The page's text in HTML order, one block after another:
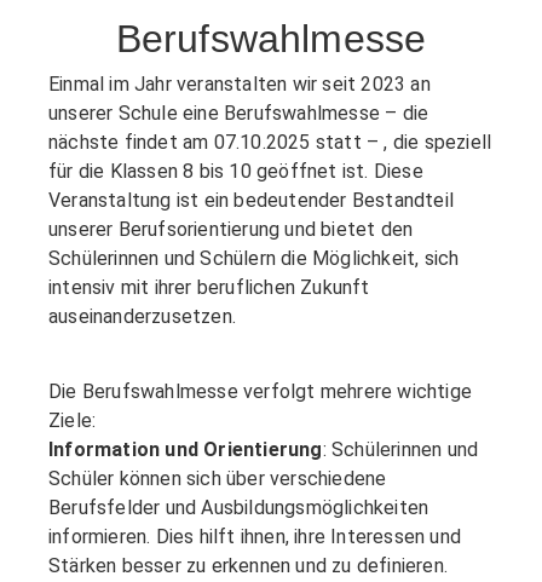
Berufswahlmesse
Einmal im Jahr veranstalten wir seit 2023 an
unserer Schule eine Berufswahlmesse – die
nächste findet am 07.10.2025 statt – , die speziell
für die Klassen 8 bis 10 geöffnet ist. Diese
Veranstaltung ist ein bedeutender Bestandteil
unserer Berufsorientierung und bietet den
Schülerinnen und Schülern die Möglichkeit, sich
intensiv mit ihrer beruflichen Zukunft
auseinanderzusetzen.
Die Berufswahlmesse verfolgt mehrere wichtige
Ziele:
Information und Orientierung: Schülerinnen und
Schüler können sich über verschiedene
Berufsfelder und Ausbildungsmöglichkeiten
informieren. Dies hilft ihnen, ihre Interessen und
Stärken besser zu erkennen und zu definieren.